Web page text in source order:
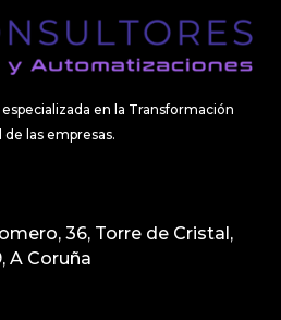
en la Transformación
las empresas.
36, Torre de Cristal,
A Coruña